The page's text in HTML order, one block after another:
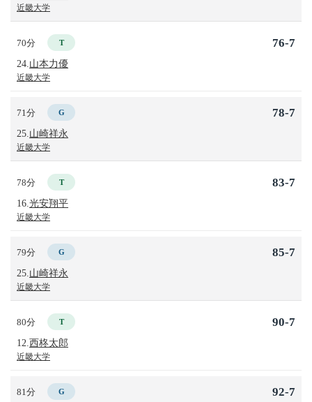
近畿大学
70分 T
24. 山本力優
近畿大学
76-7
71分 G
25. 山崎祥永
近畿大学
78-7
78分 T
16. 光安翔平
近畿大学
83-7
79分 G
25. 山崎祥永
近畿大学
85-7
80分 T
12. 西柊太郎
近畿大学
90-7
81分 G 92-7